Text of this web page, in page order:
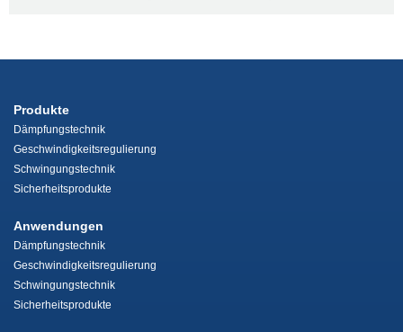
Produkte
Dämpfungstechnik
Geschwindigkeitsregulierung
Schwingungstechnik
Sicherheitsprodukte
Anwendungen
Dämpfungstechnik
Geschwindigkeitsregulierung
Schwingungstechnik
Sicherheitsprodukte